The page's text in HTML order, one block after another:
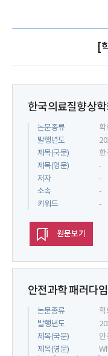
[
한국의료질향상
논문종류
학
발행년도
제목(국문)
한
제목(영문)
-
저자
-
소속
-
키워드
-
원문보기
안전과학 패러다
논문종류
학
발행년도
제목(국문)
안
제목(영문)